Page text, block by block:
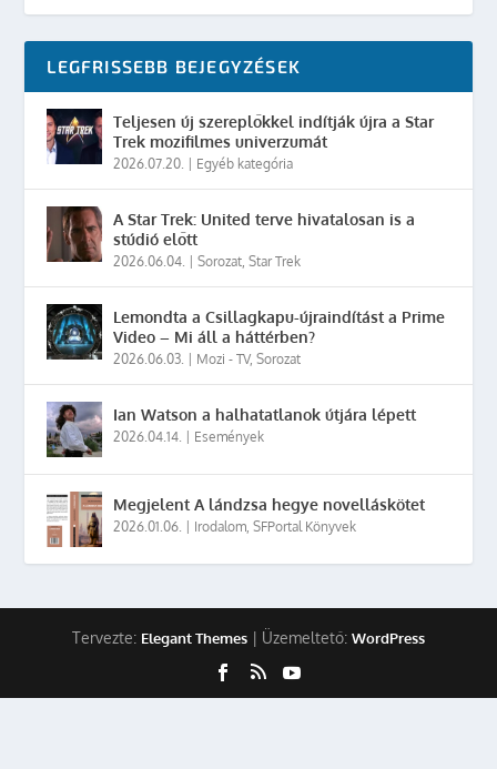
LEGFRISSEBB BEJEGYZÉSEK
Teljesen új szereplőkkel indítják újra a Star
Trek mozifilmes univerzumát
2026.07.20. | Egyéb kategória
A Star Trek: United terve hivatalosan is a
stúdió előtt
2026.06.04. |Sorozat ,Star Trek
Lemondta a Csillagkapu-újraindítást a Prime
Video – Mi áll a háttérben?
2026.06.03. | Mozi - TV,Sorozat
Ian Watson a halhatatlanok útjára lépett
2026.04.14. | Események
Megjelent A lándzsa hegye novelláskötet
2026.01.06. | Irodalom ,SFPortal Könyvek
Tervezte: Elegant Themes | Üzemeltető: WordPress